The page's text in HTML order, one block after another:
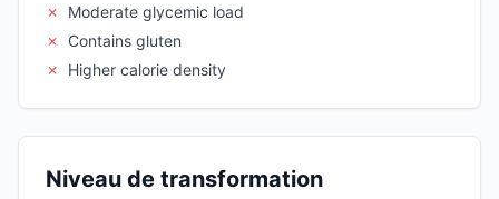
✗
Moderate glycemic load
✗
Contains gluten
✗
Higher calorie density
Niveau de transformation